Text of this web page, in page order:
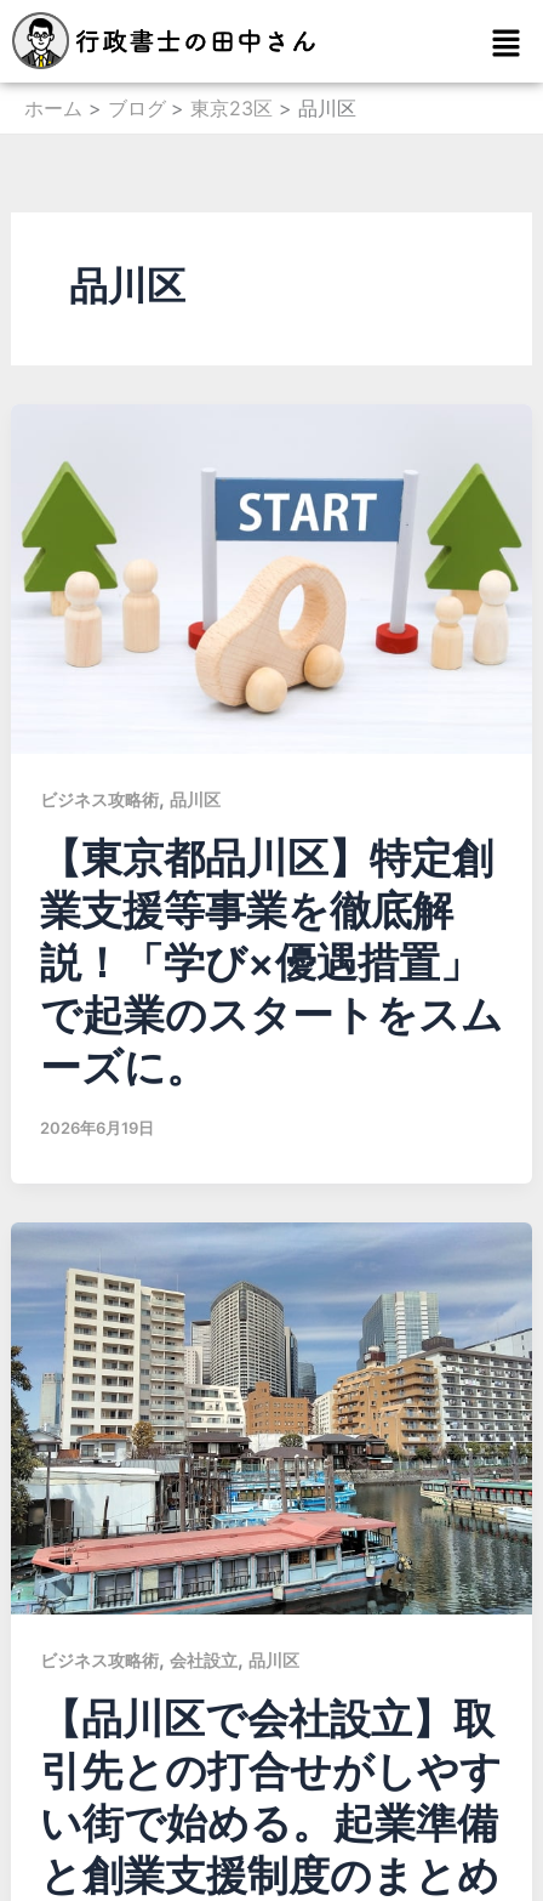
容
を
メ
ニ
ュ
ホーム ブログ 東京23区 品川区
品川区
ビジネス攻略術, 品川区
【東京都品川区】特定創
業支援等事業を徹底解
説！「学び×優遇措置」
で起業のスタートをスム
ーズに。
2026年6月19日
ビジネス攻略術, 会社設立, 品川区
【品川区で会社設立】取
引先との打合せがしやす
い街で始める。起業準備
と創業支援制度のまとめ